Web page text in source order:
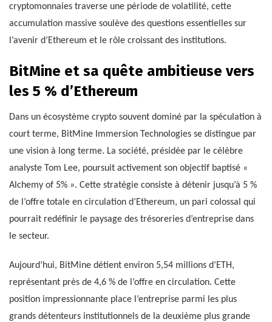
cryptomonnaies traverse une période de volatilité, cette
accumulation massive soulève des questions essentielles sur
l’avenir d’Ethereum et le rôle croissant des institutions.
BitMine et sa quête ambitieuse vers
les 5 % d’Ethereum
Dans un écosystème crypto souvent dominé par la spéculation à
court terme, BitMine Immersion Technologies se distingue par
une vision à long terme. La société, présidée par le célèbre
analyste Tom Lee, poursuit activement son objectif baptisé «
Alchemy of 5% ». Cette stratégie consiste à détenir jusqu’à 5 %
de l’offre totale en circulation d’Ethereum, un pari colossal qui
pourrait redéfinir le paysage des trésoreries d’entreprise dans
le secteur.
Aujourd’hui, BitMine détient environ 5,54 millions d’ETH,
représentant près de 4,6 % de l’offre en circulation. Cette
position impressionnante place l’entreprise parmi les plus
grands détenteurs institutionnels de la deuxième plus grande